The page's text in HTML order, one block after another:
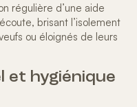
régulière d’une aide
brisant l’isolement
ou éloignés de leurs
et hygiénique